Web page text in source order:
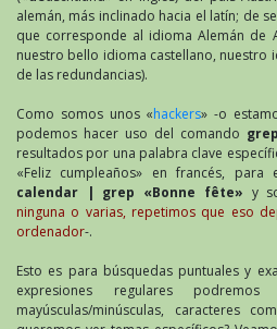
alemán, más inclinado hacia el latín; de
que corresponde al idioma Alemán de
nuestro bello idioma castellano, nuestro
de las redundancias).
Como somos unos «hackers» -o
podemos hacer uso del comando grep
resultados por una palabra clave
«Feliz cumpleaños» en francés, para
calendar | grep «Bonne fête» y
ninguna o varias, repetimos que eso
ordenador-.
Esto es para búsquedas puntuales y
expresiones regulares
mayúsculas/minúsculas, caracteres